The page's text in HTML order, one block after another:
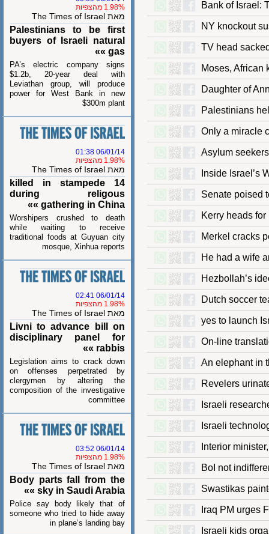
Bank of
NY
TV head
Moses,
Daughter of
Only a
Asylum
Inside
Senate
Kerry heads
Merkel
He had a
Hezbollah’s
Dutch
yes to
On-line
An elephant
Revelers
Israeli
Israeli
Interior
BoI not
Swastikas
Iraq PM
Israeli kids
1.98% מהצפיות
מאת The Times of Israel
Palestinians to be first
buyers of Israeli natural
gas »»
PA’s electric company signs
$1.2b, 20-year deal with
Leviathan group, will produce
power for West Bank in new
$300m plant
06/01/14 01:38
1.98% מהצפיות
מאת The Times of Israel
14 killed in stampede
during religous
gathering in China »»
Worshipers crushed to death
while waiting to receive
traditional foods at Guyuan city
mosque, Xinhua reports
06/01/14 02:41
1.98% מהצפיות
מאת The Times of Israel
Livni to advance bill on
disciplinary panel for
rabbis »»
Legislation aims to crack down
on offenses perpetrated by
clergymen by altering the
composition of the investigative
committee
06/01/14 03:52
1.98% מהצפיות
מאת The Times of Israel
Body parts fall from the
sky in Saudi Arabia »»
Police say body likely that of
someone who tried to hide away
in plane’s landing bay